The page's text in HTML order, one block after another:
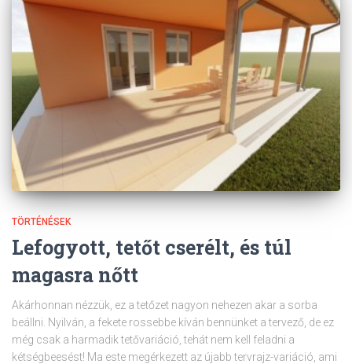
TÖRTÉNÉSEK
Lefogyott, tetőt cserélt, és túl
magasra nőtt
Akárhonnan nézzük, ez a tetőzet nagyon nehezen akar a sorba
beállni. Nyilván, a fekete rossebbe kíván bennünket a tervező, de ez
még csak a harmadik tetővariáció, tehát nem kell feladni a
kétségbeesést! Ma este megérkezett az újabb tervrajz-variáció, ami